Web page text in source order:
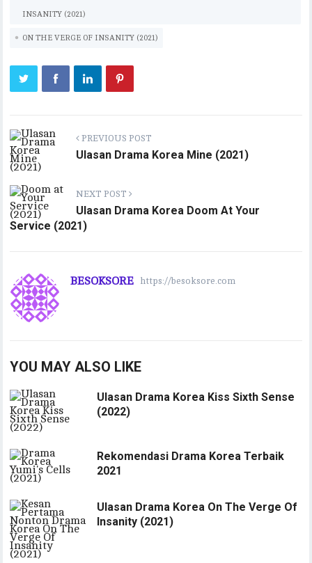
p
p
Li
INSANITY (2021)
ON THE VERGE OF INSANITY (2021)
PREVIOUS POST
Ulasan Drama Korea Mine (2021)
NEXT POST
Ulasan Drama Korea Doom At Your
Service (2021)
BESOKSORE https://besoksore.com
YOU MAY ALSO LIKE
Ulasan Drama Korea Kiss Sixth Sense
(2022)
Rekomendasi Drama Korea Terbaik
2021
Ulasan Drama Korea On The Verge Of
Insanity (2021)